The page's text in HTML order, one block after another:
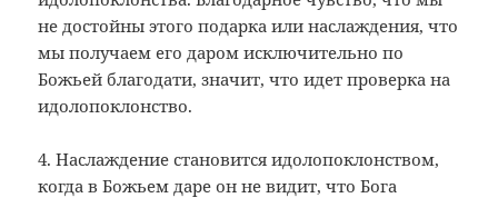
не достойны этого подарка или наслаждения, что
мы получаем его даром исключительно по
Божьей благодати, значит, что идет проверка на
идолопоклонство.
4. Наслаждение становится идолопоклонством,
когда в Божьем даре он не видит, что Бога